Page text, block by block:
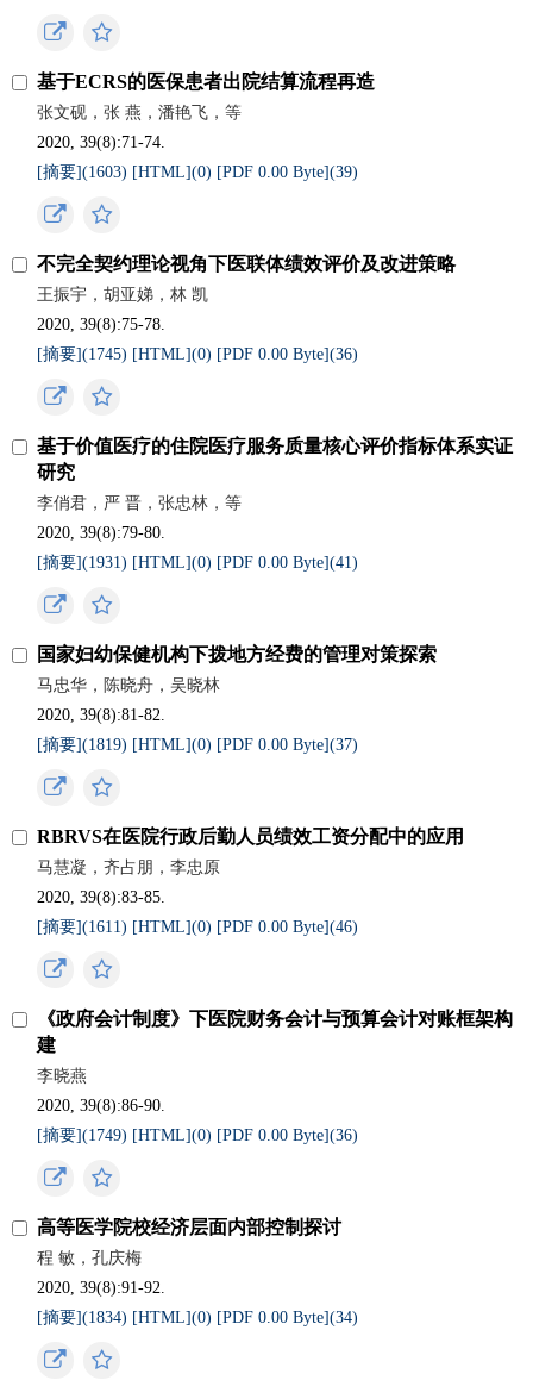
基于ECRS的医保患者出院结算流程再造
张文砚，张 燕，潘艳飞，等
2020, 39(8):71-74.
[摘要](1603) [HTML](0) [PDF 0.00 Byte](39)
不完全契约理论视角下医联体绩效评价及改进策略
王振宇，胡亚娣，林 凯
2020, 39(8):75-78.
[摘要](1745) [HTML](0) [PDF 0.00 Byte](36)
基于价值医疗的住院医疗服务质量核心评价指标体系实证
研究
李俏君，严 晋，张忠林，等
2020, 39(8):79-80.
[摘要](1931) [HTML](0) [PDF 0.00 Byte](41)
国家妇幼保健机构下拨地方经费的管理对策探索
马忠华，陈晓舟，吴晓林
2020, 39(8):81-82.
[摘要](1819) [HTML](0) [PDF 0.00 Byte](37)
RBRVS在医院行政后勤人员绩效工资分配中的应用
马慧凝，齐占朋，李忠原
2020, 39(8):83-85.
[摘要](1611) [HTML](0) [PDF 0.00 Byte](46)
《政府会计制度》下医院财务会计与预算会计对账框架构
建
李晓燕
2020, 39(8):86-90.
[摘要](1749) [HTML](0) [PDF 0.00 Byte](36)
高等医学院校经济层面内部控制探讨
程 敏，孔庆梅
2020, 39(8):91-92.
[摘要](1834) [HTML](0) [PDF 0.00 Byte](34)